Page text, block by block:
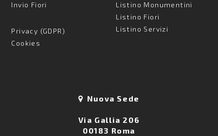
Invio Fiori
Privacy (GDPR)
Cookies
Listino Monumentini
Listino Fiori
Listino Servizi
Nuova Sede
Via Gallia 206
00183 Roma